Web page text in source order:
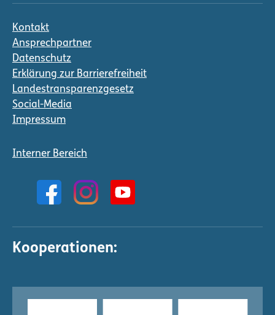
Kontakt
Ansprechpartner
Datenschutz
Erklärung zur Barrierefreiheit
Landestransparenzgesetz
Social-Media
Impressum
Interner Bereich
Kooperationen: